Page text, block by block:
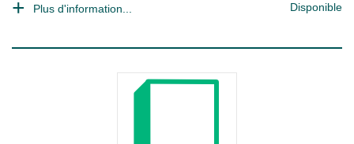
Plus d'information... Disponible